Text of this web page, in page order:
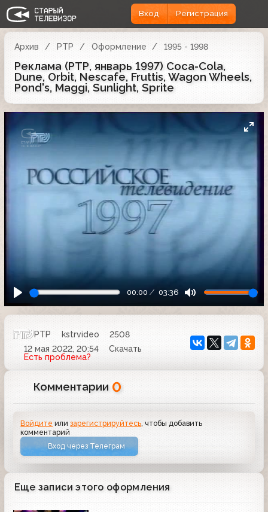
Вход Регистрация
Архив РТР Оформление 1995 - 1998
Реклама (РТР, январь 1997) Coca-Cola,
Dune, Orbit, Nescafe, Fruttis, Wagon Wheels,
Pond's, Maggi, Sunlight, Sprite
00:00 03:36
РТР kstrvideo
2508
12 мая 2022, 20:54
Скачать
Есть проблема?
Комментарии 0
Войдите илизарегистрируйтесь, чтобы добавить
комментарий
Вход через Телеграм
Еще записи этого оформления